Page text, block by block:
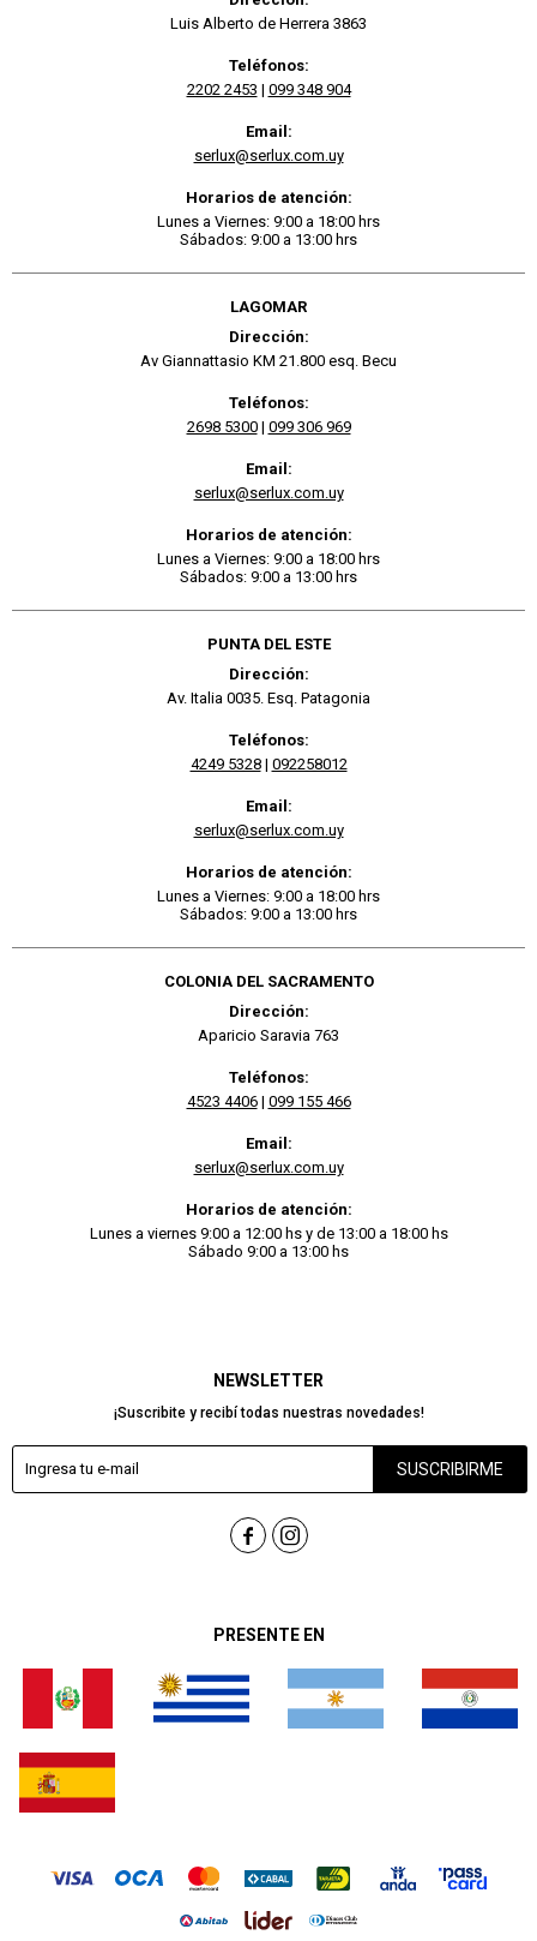
PRESENTE EN
NEWSLETTER
¡Suscribite y recibí todas nuestras novedades!
SUSCRIBIRME
 
Luis Alberto de Herrera 3863
Teléfonos:
2202 2453 | 099 348 904
Email:
serlux@serlux.com.uy
Horarios de atención:
Lunes a Viernes: 9:00 a 18:00 hrs
Sábados: 9:00 a 13:00 hrs
LAGOMAR
Dirección:
Av Giannattasio KM 21.800 esq. Becu
Teléfonos:
2698 5300| 099 306 969
Email:
serlux@serlux.com.uy
Horarios de atención:
Lunes a Viernes: 9:00 a 18:00 hrs
Sábados: 9:00 a 13:00 hrs
PUNTA DEL ESTE
Dirección:
Av. Italia 0035. Esq. Patagonia
Teléfonos:
4249 5328| 092258012
Email:
serlux@serlux.com.uy
Horarios de atención:
Lunes a Viernes: 9:00 a 18:00 hrs
Sábados: 9:00 a 13:00 hrs
COLONIA DEL SACRAMENTO
Dirección:
Aparicio Saravia 763
Teléfonos:
4523 4406| 099 155 466
Email:
serlux@serlux.com.uy
Horarios de atención:
Lunes a viernes 9:00 a 12:00 hs y de 13:00 a 18:00 hs
Sábado 9:00 a 13:00 hs